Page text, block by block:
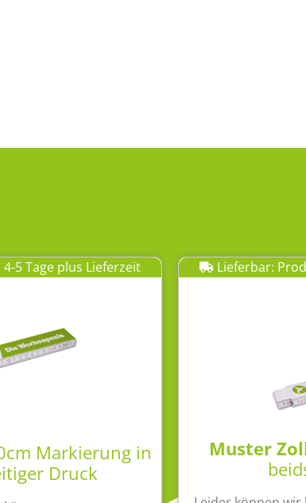
5 Tage plus Lieferzeit
Markierung in
Druck
Lieferbar:
Muster